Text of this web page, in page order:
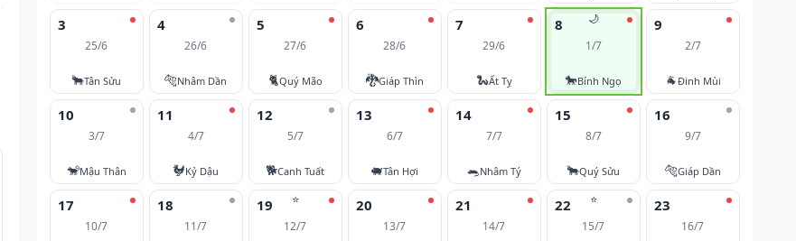
3
25/6
🐂Tân Sửu
4
26/6
🐅Nhâm Dần
5
27/6
🐈Quý Mão
6
28/6
🐉Giáp Thìn
7
29/6
🐍Ất Tỵ
🌙
8
1/7
🐎Bính Ngọ
9
2/7
🐐Đinh Mùi
10
3/7
🐒Mậu Thân
11
4/7
🐓Kỷ Dậu
12
5/7
🐕Canh Tuất
13
6/7
🐖Tân Hợi
14
7/7
🐀Nhâm Tý
15
8/7
🐂Quý Sửu
16
9/7
🐅Giáp Dần
17
10/7
18
11/7
⭐
19
12/7
20
13/7
21
14/7
⭐
22
15/7
23
16/7